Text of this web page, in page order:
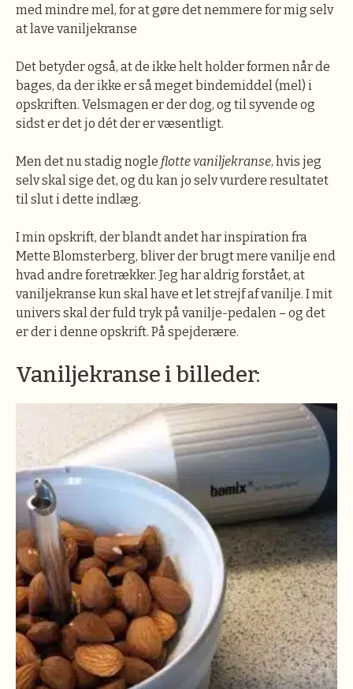
med mindre mel, for at gøre det nemmere for mig selv
at lave vaniljekranse
Det betyder også, at de ikke helt holder formen når de
bages, da der ikke er så meget bindemiddel (mel) i
opskriften. Velsmagen er der dog, og til syvende og
sidst er det jo dét der er væsentligt.
Men det nu stadig nogle flotte vaniljekranse, hvis jeg
selv skal sige det, og du kan jo selv vurdere resultatet
til slut i dette indlæg.
I min opskrift, der blandt andet har inspiration fra
Mette Blomsterberg, bliver der brugt mere vanilje end
hvad andre foretrækker. Jeg har aldrig forstået, at
vaniljekranse kun skal have et let strejf af vanilje. I mit
univers skal der fuld tryk på vanilje-pedalen – og det
er der i denne opskrift. På spejderære.
Vaniljekranse i billeder: